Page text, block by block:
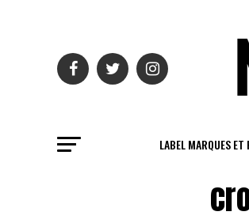
LABEL MARQUES